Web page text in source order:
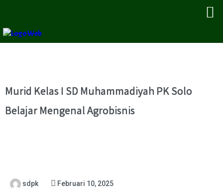
Murid Kelas I SD Muhammadiyah PK Solo
Belajar Mengenal Agrobisnis
sdpk Februari 10, 2025